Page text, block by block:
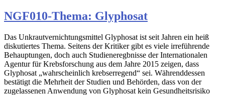
NGF010-Thema: Glyphosat
Das Unkrautvernichtungsmittel Glyphosat ist seit Jahren ein heiß
diskutiertes Thema. Seitens der Kritiker gibt es viele irreführende
Behauptungen, doch auch Studieneregbnisse der Internationalen
Agentur für Krebsforschung aus dem Jahre 2015 zeigen, dass
Glyphosat „wahrscheinlich krebserregend“ sei. Währenddessen
bestätigt die Mehrheit der Studien und Behörden, dass von der
zugelassenen Anwendung von Glyphosat kein Gesundheitsrisiko